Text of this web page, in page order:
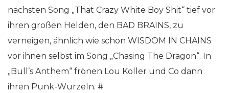
nächsten Song „That Crazy White Boy Shit“ tief vor
ihren großen Helden, den BAD BRAINS, zu
verneigen, ähnlich wie schon WISDOM IN CHAINS
vor ihnen selbst im Song „Chasing The Dragon“. In
„Bull’s Anthem“ frönen Lou Koller und Co dann
ihren Punk-Wurzeln. #